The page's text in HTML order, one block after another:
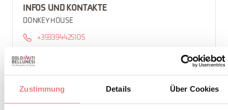
Zustimmung Details Über Cookies
INFOS UND KONTAKTE
DONKEY HOUSE
+393394425105